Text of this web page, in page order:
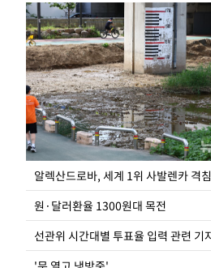
알렉산드로바, 세계 1위 사발렌카 격침
원·달러환율 1300원대 목전